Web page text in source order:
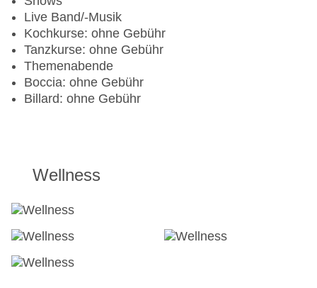
Live Band/-Musik
Kochkurse: ohne Gebühr
Tanzkurse: ohne Gebühr
Themenabende
Boccia: ohne Gebühr
Billard: ohne Gebühr
Wellness